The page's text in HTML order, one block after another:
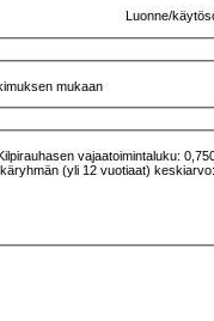
Luonne/
mukaan
Kilpirauhasen vajaatoimintaluku:
Ikäryhmän (yli 12 vuotiaat)